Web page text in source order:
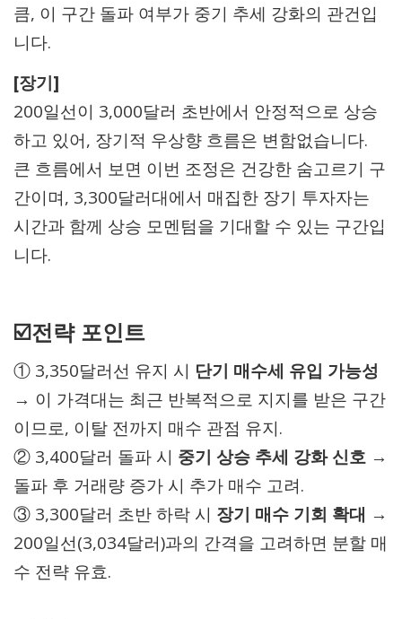
큼, 이 구간 돌파 여부가 중기 추세 강화의 관건입
니다.
[장기]
200일선이 3,000달러 초반에서 안정적으로 상승
하고 있어, 장기적 우상향 흐름은 변함없습니다.
큰 흐름에서 보면 이번 조정은 건강한 숨고르기 구
간이며, 3,300달러대에서 매집한 장기 투자자는
시간과 함께 상승 모멘텀을 기대할 수 있는 구간입
니다.
☑️전략 포인트
① 3,350달러선 유지 시 단기 매수세 유입 가능성
→ 이 가격대는 최근 반복적으로 지지를 받은 구간
이므로, 이탈 전까지 매수 관점 유지.
② 3,400달러 돌파 시 중기 상승 추세 강화 신호 →
돌파 후 거래량 증가 시 추가 매수 고려.
③ 3,300달러 초반 하락 시 장기 매수 기회 확대 →
200일선(3,034달러)과의 간격을 고려하면 분할 매
수 전략 유효.